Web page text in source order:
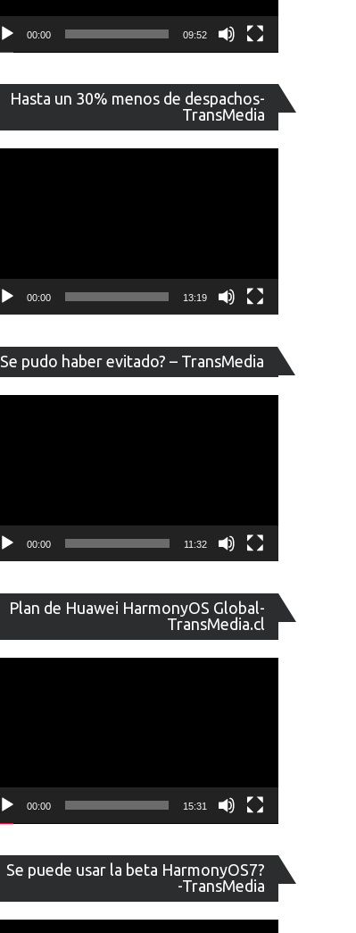
00:00 09:52
Hasta un 30% menos de despachos-
TransMedia
de
vídeo
00:00 13:19
Se pudo haber evitado? – TransMedia
de
vídeo
00:00 11:32
Plan de Huawei HarmonyOS Global-
TransMedia.cl
de
vídeo
00:00 15:31
Se puede usar la beta HarmonyOS7?
-TransMedia
de
vídeo